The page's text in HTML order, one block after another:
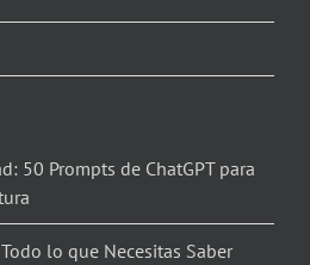
50 Prompts de ChatGPT para
lo que Necesitas Saber